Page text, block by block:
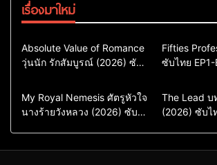
เรื่องมาใหม่
Comedy
Drama
ซีรี่ย์เกาหลี
ซีรี่ย์เกาหลีพากย์ไทย
Absolute Value of Romance
วุ่นนัก รักสัมบูรณ์ (2026) ซับ
Action &
Comedy
ซีรี่ย์เกาหลีซับ
Fifties
ซับไทย EP1-
Comedy
Drama
Sci-Fi & Fantasy
My Royal Nemesis ศัตรูหัวใจ
นางร้ายวังหลวง (2026) ซับ
Drama
ซี
ซีรี่ย์จีนซับไทย
The Lead บ
(2026) ซับไ